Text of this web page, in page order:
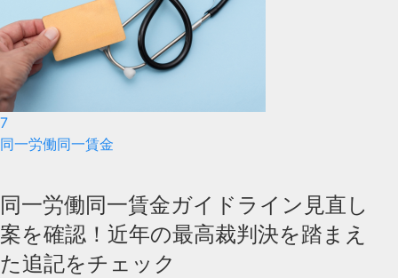
7
同一労働同一賃金
同一労働同一賃金ガイドライン見直し
案を確認！近年の最高裁判決を踏まえ
た追記をチェック